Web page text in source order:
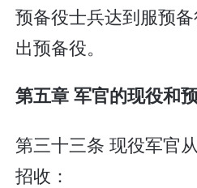
预备役士兵达到服预
出预备役。
第五章 军官的现役和
第三十三条 现役军官
招收：